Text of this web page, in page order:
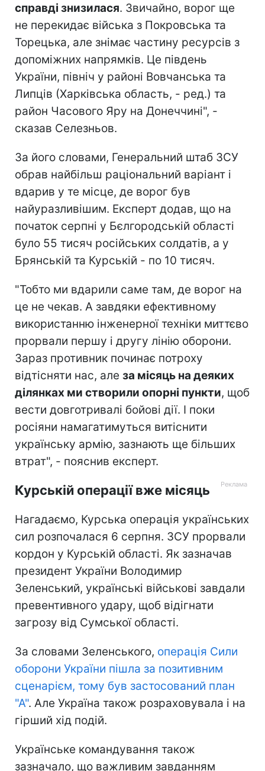
справді знизилася. Звичайно, ворог ще
не перекидає війська з Покровська та
Торецька, але знімає частину ресурсів з
допоміжних напрямків. Це південь
України, північ у районі Вовчанська та
Липців (Харківська область, - ред.) та
район Часового Яру на Донеччині", -
сказав Селезньов.
За його словами, Генеральний штаб ЗСУ
обрав найбільш раціональний варіант і
вдарив у те місце, де ворог був
найуразливішим. Експерт додав, що на
початок серпні у Бєлгородській області
було 55 тисяч російських солдатів, а у
Брянській та Курській - по 10 тисяч.
"Тобто ми вдарили саме там, де ворог на
це не чекав. А завдяки ефективному
використанню інженерної техніки миттєво
прорвали першу і другу лінію оборони.
Зараз противник починає потроху
відтісняти нас, але за місяць на деяких
ділянках ми створили опорні пункти, щоб
вести довготривалі бойові дії. І поки
росіяни намагатимуться витіснити
українську армію, зазнають ще більших
втрат", - пояснив експерт.
Курській операції вже місяць
Нагадаємо, Курська операція українських
сил розпочалася 6 серпня. ЗСУ прорвали
кордон у Курській області. Як зазначав
президент України Володимир
Зеленський, українські військові завдали
превентивного удару, щоб відігнати
загрозу від Сумської області.
За словами Зеленського, операція Сили
оборони України пішла за позитивним
сценарієм, тому був застосований план
"А". Але Україна також розраховувала і на
гірший хід подій.
Українське командування також
зазначало, що важливим завданням